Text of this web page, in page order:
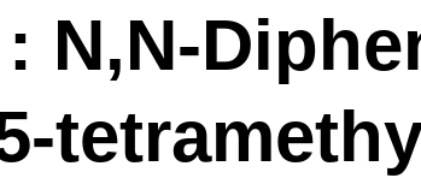
: N,N-